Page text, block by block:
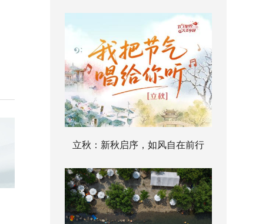
立秋：新秋启序，如风自在前行